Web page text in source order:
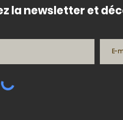
la newsletter et